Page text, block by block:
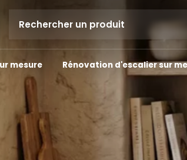
DU
mesure Rénovation d'escalier sur